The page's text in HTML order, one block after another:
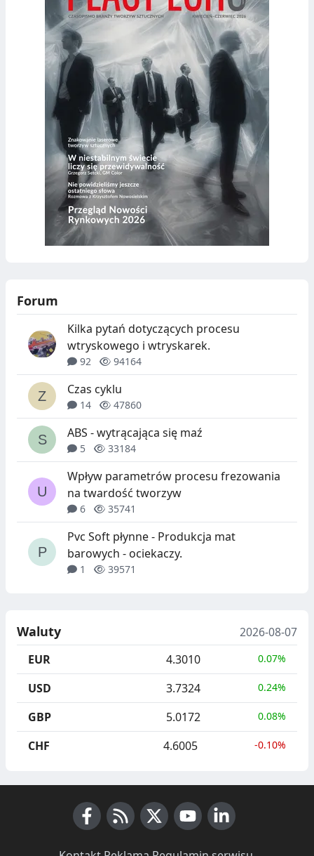
Forum
Kilka pytań dotyczących procesu
wtryskowego i wtryskarek.
92 94164
Czas cyklu
14 47860
ABS - wytrącająca się maź
5 33184
Wpływ parametrów procesu frezowania
na twardość tworzyw
6 35741
Pvc Soft płynne - Produkcja mat
barowych - ociekaczy.
1 39571
Waluty
2026-08-07
EUR
4.3010 0.07%
USD 3.7324 0.24%
GBP 5.0172 0.08%
CHF 4.6005 -0.10%